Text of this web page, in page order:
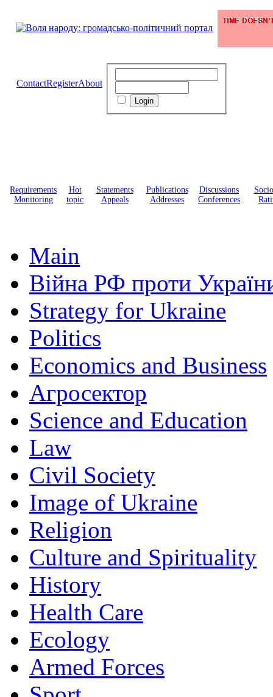
ContactRegisterAbout
Requirements
Monitoring
Hot
topic
Statements
Appeals
Publications
Addresses
Discussions
Conferences
Main
Війна РФ проти
Strategy for Ukraine
Politics
Economics and Business
Агросектор
Science and Education
Law
Civil Society
Image of Ukraine
Religion
Culture and Spirituality
History
Health Care
Ecology
Armed Forces